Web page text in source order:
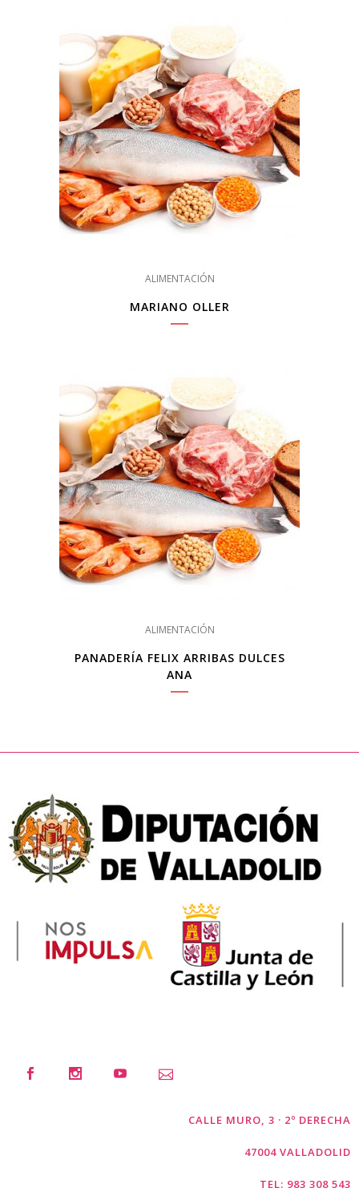
ALIMENTACIÓN
MARIANO OLLER
ALIMENTACIÓN
PANADERÍA FELIX ARRIBAS DULCES
ANA
CALLE MURO, 3 · 2º DERECHA
47004 VALLADOLID
TEL: 983 308 543